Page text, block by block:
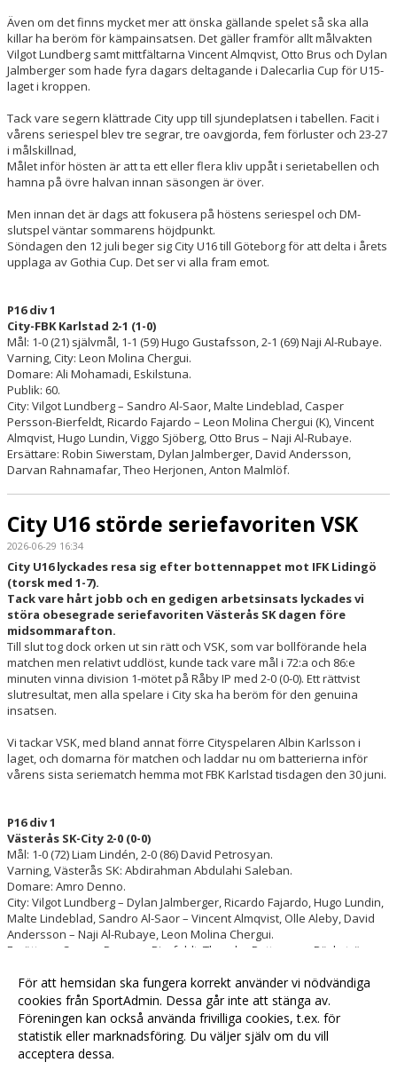
Även om det finns mycket mer att önska gällande spelet så ska alla
killar ha beröm för kämpainsatsen. Det gäller framför allt målvakten
Vilgot Lundberg samt mittfältarna Vincent Almqvist, Otto Brus och Dylan
Jalmberger som hade fyra dagars deltagande i Dalecarlia Cup för U15-
laget i kroppen.
Tack vare segern klättrade City upp till sjundeplatsen i tabellen. Facit i
vårens seriespel blev tre segrar, tre oavgjorda, fem förluster och 23-27
i målskillnad,
Målet inför hösten är att ta ett eller flera kliv uppåt i serietabellen och
hamna på övre halvan innan säsongen är över.
Men innan det är dags att fokusera på höstens seriespel och DM-
slutspel väntar sommarens höjdpunkt.
Söndagen den 12 juli beger sig City U16 till Göteborg för att delta i årets
upplaga av Gothia Cup. Det ser vi alla fram emot.
P16 div 1
City-FBK Karlstad 2-1 (1-0)
Mål: 1-0 (21) självmål, 1-1 (59) Hugo Gustafsson, 2-1 (69) Naji Al-Rubaye.
Varning, City: Leon Molina Chergui.
Domare: Ali Mohamadi, Eskilstuna.
Publik: 60.
City: Vilgot Lundberg – Sandro Al-Saor, Malte Lindeblad, Casper
Persson-Bierfeldt, Ricardo Fajardo – Leon Molina Chergui (K), Vincent
Almqvist, Hugo Lundin, Viggo Sjöberg, Otto Brus – Naji Al-Rubaye.
Ersättare: Robin Siwerstam, Dylan Jalmberger, David Andersson,
Darvan Rahnamafar, Theo Herjonen, Anton Malmlöf.
City U16 störde seriefavoriten VSK
2026-06-29 16:34
City U16 lyckades resa sig efter bottennappet mot IFK Lidingö
(torsk med 1-7).
Tack vare hårt jobb och en gedigen arbetsinsats lyckades vi
störa obesegrade seriefavoriten Västerås SK dagen före
midsommarafton.
Till slut tog dock orken ut sin rätt och VSK, som var bollförande hela
matchen men relativt uddlöst, kunde tack vare mål i 72:a och 86:e
minuten vinna division 1-mötet på Råby IP med 2-0 (0-0). Ett rättvist
slutresultat, men alla spelare i City ska ha beröm för den genuina
insatsen.
Vi tackar VSK, med bland annat förre Cityspelaren Albin Karlsson i
laget, och domarna för matchen och laddar nu om batterierna inför
vårens sista seriematch hemma mot FBK Karlstad tisdagen den 30 juni.
P16 div 1
Västerås SK-City 2-0 (0-0)
Mål: 1-0 (72) Liam Lindén, 2-0 (86) David Petrosyan.
Varning, Västerås SK: Abdirahman Abdulahi Saleban.
Domare: Amro Denno.
City: Vilgot Lundberg – Dylan Jalmberger, Ricardo Fajardo, Hugo Lundin,
Malte Lindeblad, Sandro Al-Saor – Vincent Almqvist, Olle Aleby, David
Andersson – Naji Al-Rubaye, Leon Molina Chergui.
Ersättare: Casper Persson Bierfeldt, Theodor Pettersson Bäckström,
Kando.
Fler nyheter >>
För att hemsidan ska fungera korrekt använder vi nödvändiga
cookies från SportAdmin. Dessa går inte att stänga av.
Föreningen kan också använda frivilliga cookies, t.ex. för
statistik eller marknadsföring. Du väljer själv om du vill
acceptera dessa.